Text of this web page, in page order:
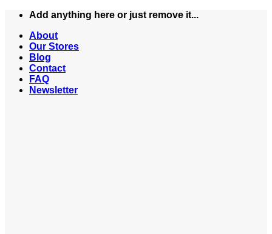
Skip
content
Add anything here or just remove it...
About
Our Stores
Blog
Contact
FAQ
Newsletter